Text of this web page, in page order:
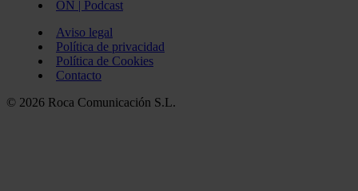
ON | Podcast
Aviso legal
Política de privacidad
Política de Cookies
Contacto
© 2026 Roca Comunicación S.L.